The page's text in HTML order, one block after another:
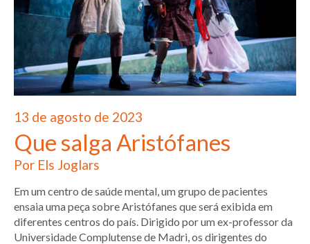
13 de agosto de 2023
Que salga Aristófanes
Por Els Joglars
Em um centro de saúde mental, um grupo de pacientes
ensaia uma peça sobre Aristófanes que será exibida em
diferentes centros do país. Dirigido por um ex-professor da
Universidade Complutense de Madri, os dirigentes do